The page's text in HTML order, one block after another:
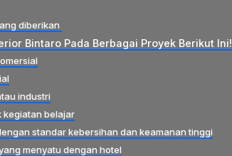
diberikan
Bintaro Pada Berbagai Proyek Berikut Ini!
industri
kegiatan belajar
standar kebersihan dan keamanan tinggi
menyatu dengan hotel